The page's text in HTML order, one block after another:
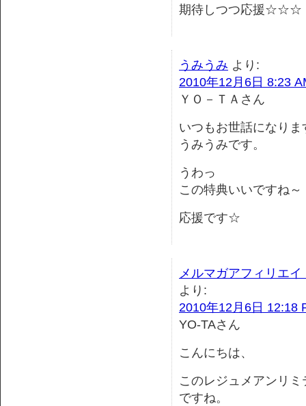
期待しつつ応援☆☆☆
うみうみ より:
2010年12月6日 8:23
ＹＯ－ＴＡさん
いつもお世話になりま
うみうみです。
うわっ
この特典いいですね～
応援です☆
メルマガアフィリエ
より:
2010年12月6日 12:18
YO-TAさん
こんにちは、
このレジュメアンリ
ですね。